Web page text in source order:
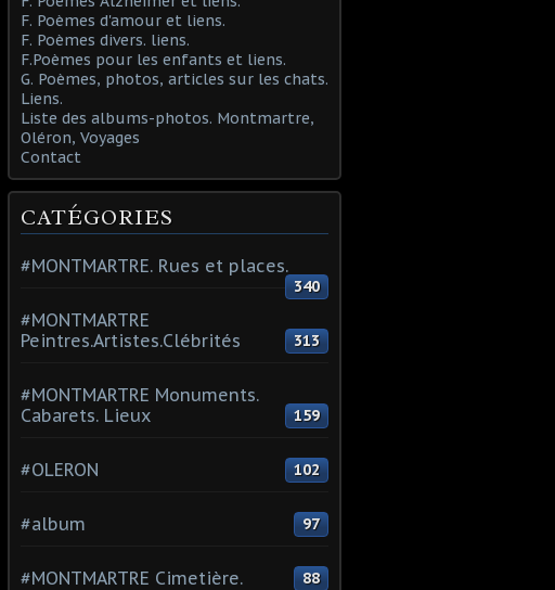
F. Poèmes d'amour et liens.
F. Poèmes divers. liens.
F.Poèmes pour les enfants et liens.
G. Poèmes, photos, articles sur les chats.
Liens.
Liste des albums-photos. Montmartre,
Oléron, Voyages
Contact
CATÉGORIES
#MONTMARTRE. Rues et places.
340
#MONTMARTRE
Peintres.Artistes.Clébrités
313
#MONTMARTRE Monuments.
Cabarets. Lieux
159
#OLERON 102
#album 97
#MONTMARTRE Cimetière. 88